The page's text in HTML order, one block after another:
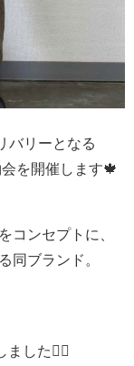
バリーとなる
を開催します🍁
コンセプトに、
同ブランド。
した🙇‍♂️